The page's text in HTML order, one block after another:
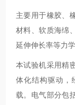
主要用于橡胶、
材料、软质海绵
延伸伸长率等力学
本试验机采用精
体化结构驱动，
载。电气部分包